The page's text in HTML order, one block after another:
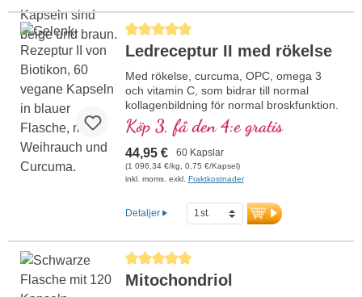
Genomsnittligt betyg på 5 av 5 stjärnor
Ledreceptur II med rökelse
Med rökelse, curcuma, OPC, omega 3
och vitamin C, som bidrar till normal
kollagenbildning för normal broskfunktion.
För specifik tillförsel till de broskiga
ledstrukturerna.
Köp 3, få den 4:e gratis
44,95 € 60 Kapslar
(1 096,34 €/kg, 0,75 €/Kapsel)
inkl. moms. exkl. Fraktkostnader
Detaljer
Genomsnittligt betyg på 5 av 5 stjärnor
Mitochondriol